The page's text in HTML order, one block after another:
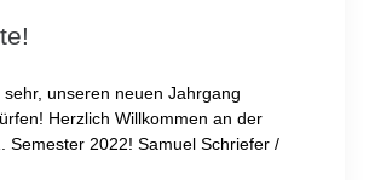
unseren neuen Jahrgang
Herzlich Willkommen an der
Semester 2022! Samuel Schriefer /